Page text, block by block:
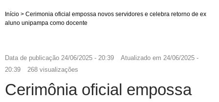
Início > Cerimonia oficial empossa novos servidores e celebra retorno de ex
aluno unipampa como docente
Data de publicação 24/06/2025 - 20:39 Atualizado em 24/06/2025 -
20:39
268 visualizações
Cerimônia oficial empossa